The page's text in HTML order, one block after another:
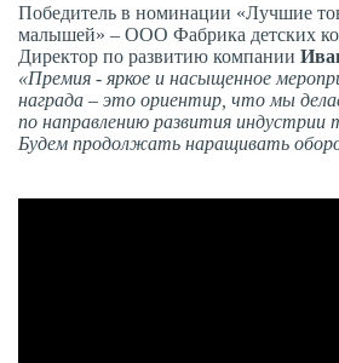
Победитель в номинации «Лучшие
малышей» – ООО Фабрика детских
Директор по развитию компании
«Премия - яркое и насыщенное
награда – это ориентир, что мы
по направлению развития индустрии
Будем продолжать наращивать